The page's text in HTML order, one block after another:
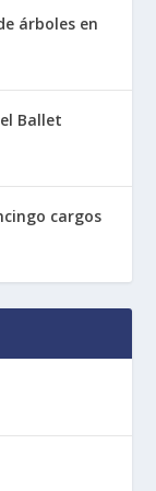
árboles en
Ballet
cargos